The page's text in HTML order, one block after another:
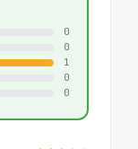
0
0
1
0
0